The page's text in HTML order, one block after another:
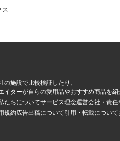
ス
施設で比較検証したり、
イターが自らの愛用品やおすすめ商品を
たちについてサービス理念運営会社・責任
規約広告出稿について引用・転載について